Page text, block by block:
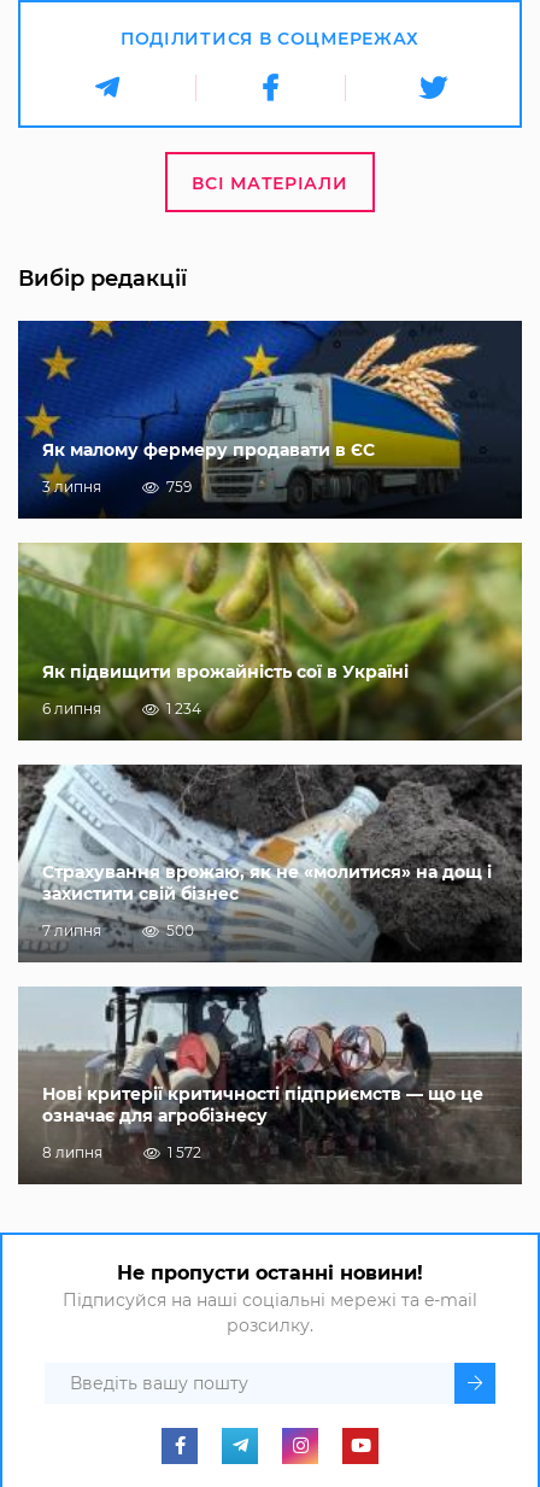
ПОДІЛИТИСЯ В СОЦМЕРЕЖАХ
ВСІ МАТЕРІАЛИ
Вибір редакції
Як малому фермеру продавати в ЄС
3 липня 759
Як підвищити врожайність сої в Україні
6 липня 1 234
Страхування врожаю, як не «молитися» на дощ і
захистити свій бізнес
7 липня 500
Нові критерії критичності підприємств — що це
означає для агробізнесу
8 липня 1 572
Не пропусти останні новини!
Підписуйся на наші соціальні мережі та e-mail
розсилку.